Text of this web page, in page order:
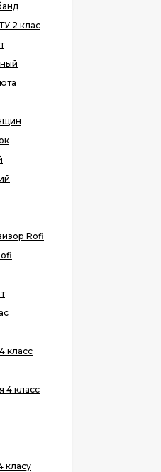
2 клас
Rofi
класс
4 класс
класу